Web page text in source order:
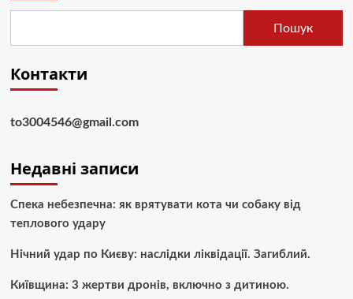
Пошук
Контакти
to3004546@gmail.com
Недавні записи
Спека небезпечна: як врятувати кота чи собаку від
теплового удару
Нічний удар по Києву: наслідки ліквідації. Загиблий.
Київщина: 3 жертви дронів, включно з дитиною.